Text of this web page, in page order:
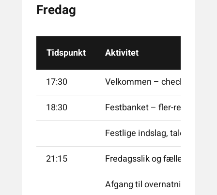
Fredag
Tidspunkt Aktivitet
17:30
Velkommen – check in i
18:30
Festbanket – fler-retters
Festlige indslag, tale mm.
21:15
Fredagsslik og fællesskab i
Afgang til overnatning på